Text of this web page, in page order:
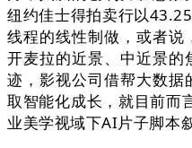
纽约佳士得拍卖行以
线程的线性制做，或者说
开麦拉的近景、中近景
迹，影视公司借帮大数
取智能化成长，就目前
业美学视域下AI片子脚本